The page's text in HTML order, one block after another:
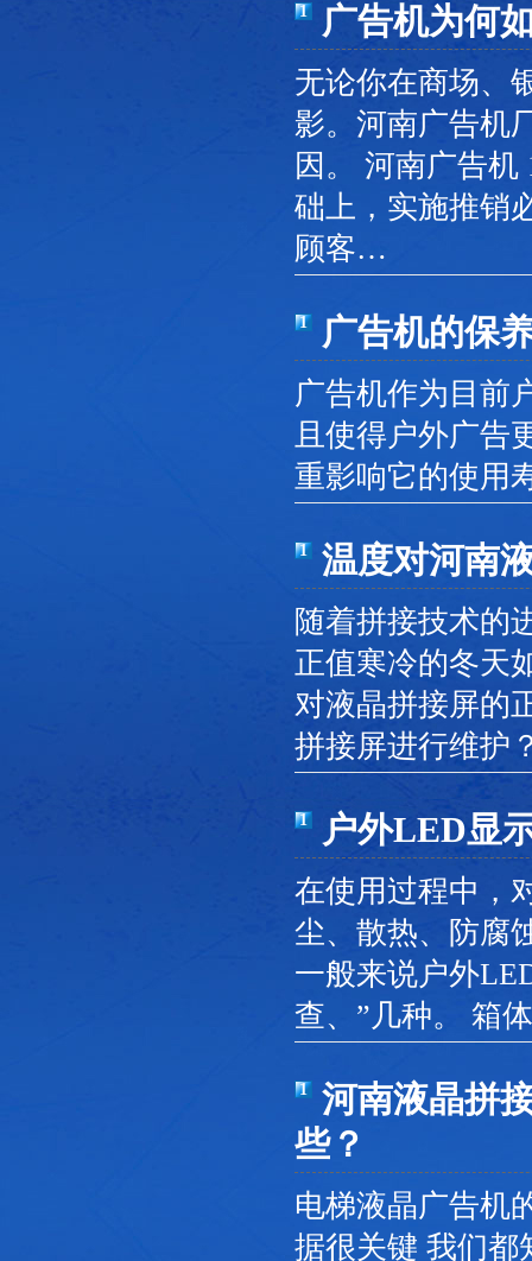
1 广告机为何
无论你在商场、
影。河南广告机
因。 河南广告
础上，实施推销
顾客…
1 广告机的保
广告机作为目前
且使得户外广告
重影响它的使用
1 温度对河南
随着拼接技术的
正值寒冷的冬天
对液晶拼接屏的
拼接屏进行维护
1 户外LED显
在使用过程中，
尘、散热、防腐
一般来说户外
查、”几种。 箱
1
河南液晶拼
些？
电梯液晶广告机
据很关键 我们都